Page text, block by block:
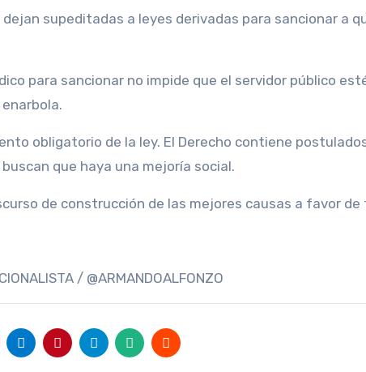
supeditadas a leyes derivadas para sancionar a
para sancionar no impide que el servidor público
obligatorio de la ley. El Derecho contiene
que haya una mejoría social.
de construcción de las mejores causas a favor de
/ @ARMANDOALFONZO